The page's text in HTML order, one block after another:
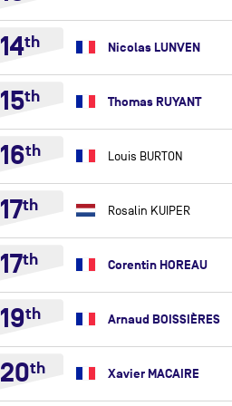
14th Nicolas LUNVEN
15th Thomas RUYANT
16th Louis BURTON
17th Rosalin KUIPER
17th Corentin HOREAU
19th Arnaud BOISSIÈRES
20th Xavier MACAIRE